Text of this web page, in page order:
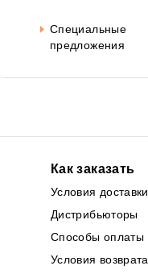
Специальные
предложения
Как заказать
Условия доставки
Дистрибьюторы
Способы оплаты
Условия возврата